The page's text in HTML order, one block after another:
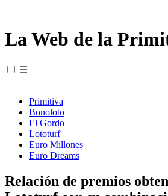
La Web de la
☰
Primitiva
Bonoloto
El Gordo
Lototurf
Euro Millones
Euro Dreams
Relación de premios